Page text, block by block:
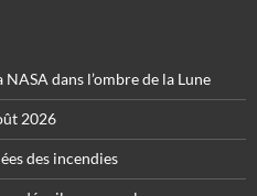
dans l’ombre de la Lune
2026
des incendies